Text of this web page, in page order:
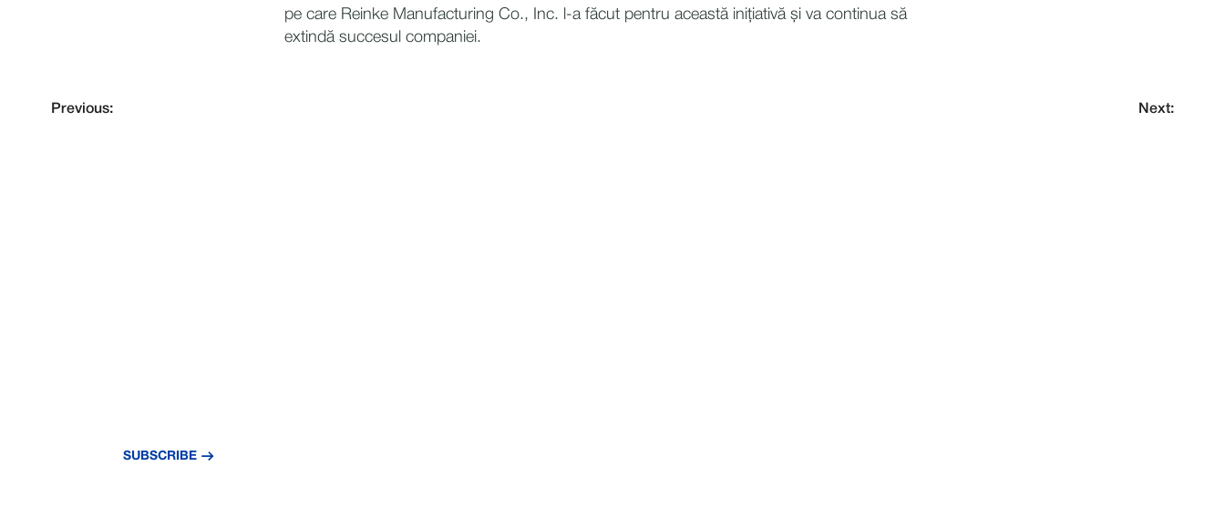
pe care Reinke Manufacturing Co., Inc. l-a făcut pentru această inițiativă și va continua să
extindă succesul companiei.
Previous: Next:
SUBSCRIBE